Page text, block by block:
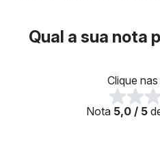
Qual a sua nota
Clique
Nota 5,0 / 5